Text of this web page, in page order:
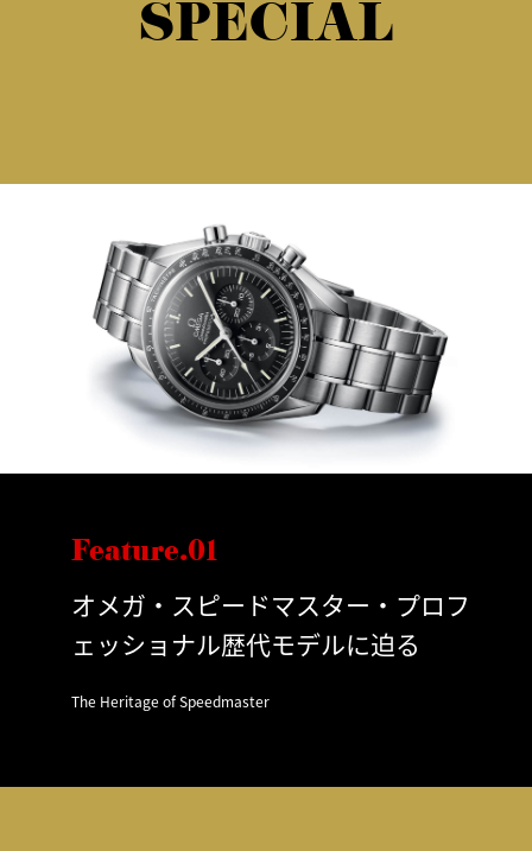
SPECIAL
Feature.01
オメガ・スピードマスター・プロフ
ェッショナル歴代モデルに迫る
The Heritage of Speedmaster